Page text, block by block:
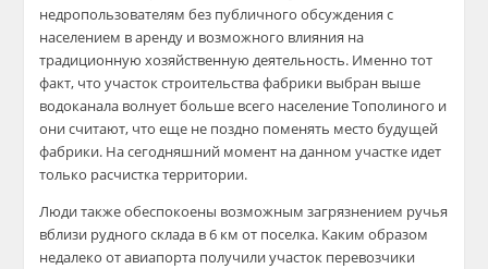
недропользователям без публичного обсуждения с
населением в аренду и возможного влияния на
традиционную хозяйственную деятельность. Именно тот
факт, что участок строительства фабрики выбран выше
водоканала волнует больше всего население Тополиного и
они считают, что еще не поздно поменять место будущей
фабрики. На сегодняшний момент на данном участке идет
только расчистка территории.
Люди также обеспокоены возможным загрязнением ручья
вблизи рудного склада в 6 км от поселка. Каким образом
недалеко от авиапорта получили участок перевозчики